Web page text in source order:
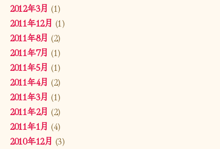
2012年3月 (1)
2011年12月 (1)
2011年8月 (2)
2011年7月 (1)
2011年5月 (1)
2011年4月 (2)
2011年3月 (1)
2011年2月 (2)
2011年1月 (4)
2010年12月 (3)